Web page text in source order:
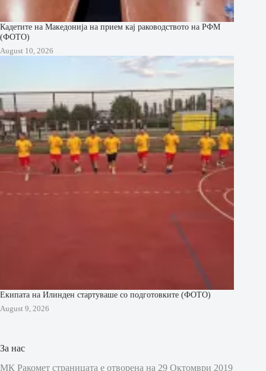
Кадетите на Македонија на прием кај раководството на РФМ
(ФОТО)
August 10, 2026
Екипата на Илинден стартуваше со подготовките (ФОТО)
August 9, 2026
За нас
МК Ракомет страницата е отворена на 29 Октомври 2019